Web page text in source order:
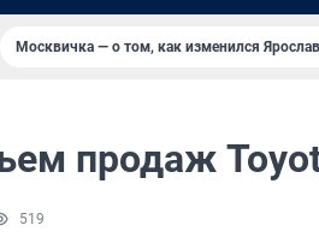
Москвичка — о том, как изменился
продаж
519